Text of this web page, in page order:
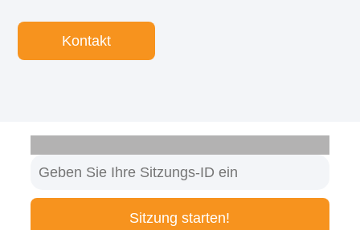
Kontakt
Sitzung starten!